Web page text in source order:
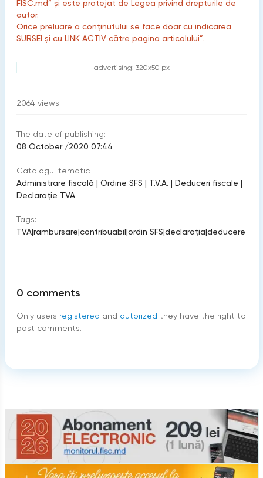
FISC.md” și este protejat de Legea privind drepturile de
autor.
Orice preluare a conținutului se face doar cu indicarea
SURSEI și cu LINK ACTIV către pagina articolului”.
advertising: 320x50 px
2064 views
The date of publishing:
08 October /2020 07:44
Catalogul tematic
Administrare fiscală | Ordine SFS | T.V.A. | Deduceri fiscale |
Declarație TVA
Tags:
TVA|rambursare|contribuabil|ordin SFS|declaraţia|deducere
0 comments
Only users registered and autorized they have the right to
post comments.